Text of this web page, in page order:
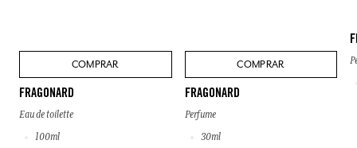
COMPRAR
FRAGONARD
Eau de toilette
100ml
COMPRAR
FRAGONARD
Perfume
30ml